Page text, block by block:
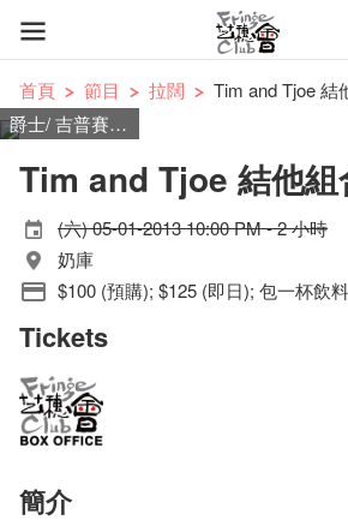
首頁 節目 拉闊
Tim and Tjoe 結
爵士/ 吉普賽爵士/ 流行
Tim and Tjoe 結他組
(六) 05-01-2013 10:00 PM - 2 小時
奶庫
$100 (預購); $125 (即日); 包一杯飲料
Tickets
簡介